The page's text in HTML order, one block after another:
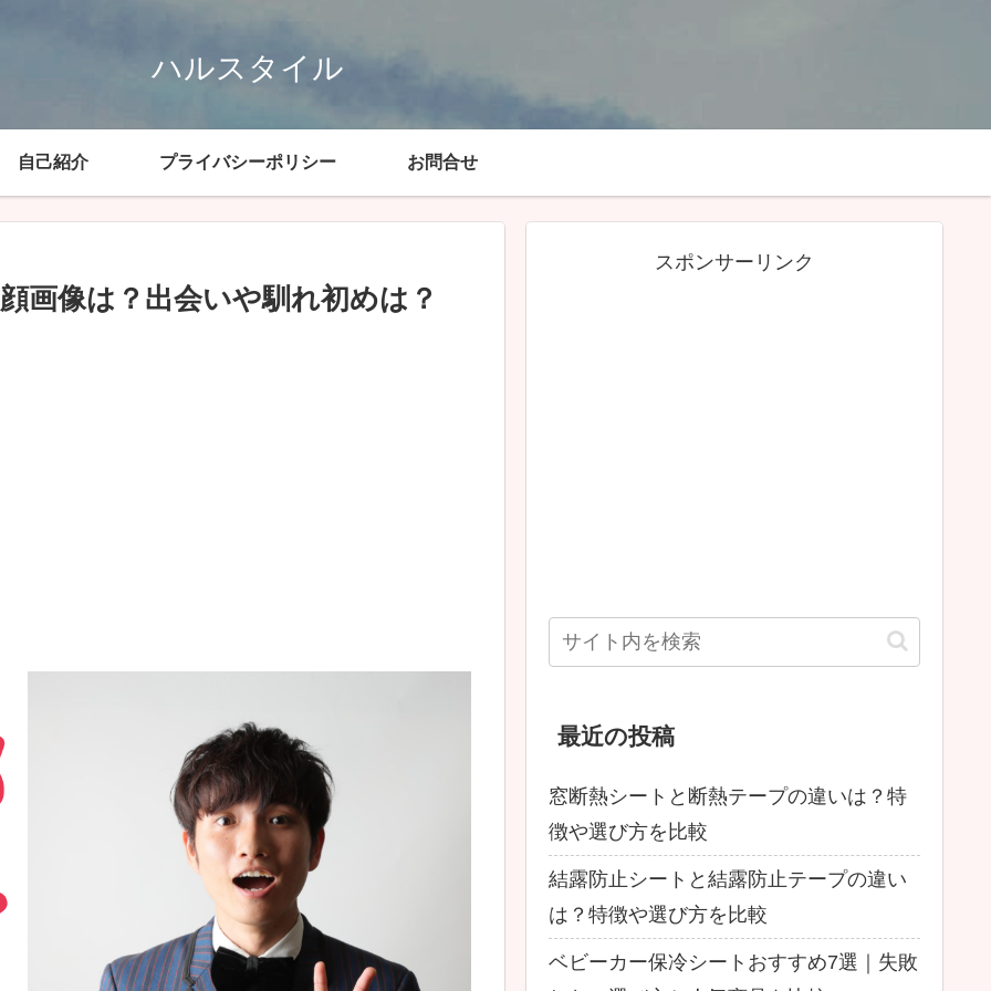
ハルスタイル
自己紹介 プライバシーポリシー お問合せ
画像は？出会いや馴れ初めは？
スポンサーリンク
最近の投稿
窓断熱シートと断熱テープの違いは？特
徴や選び方を比較
結露防止シートと結露防止テープの違い
は？特徴や選び方を比較
ベビーカー保冷シートおすすめ7選｜失敗